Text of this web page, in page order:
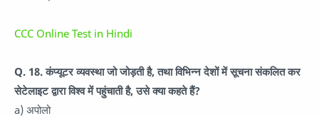
CCC Online Test in Hindi
Q. 18. कंप्यूटर व्यवस्था जो जोड़ती है, तथा विभिन्न देशों में सूचना संकलित कर
सेटेलाइट द्वारा विश्व में पहुंचाती है, उसे क्या कहते हैं?
a) अपोलो